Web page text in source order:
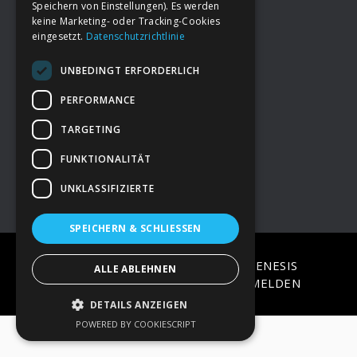
FooterDeine Spende
→ Impressum
→Kontakt zum PAO Team
COPYRIGHT © 2026 · ON
GENESIS
FRAMEWORK·WORDPRESS·ANMELDEN
Speichern von Einstellungen). Es werden
keine Marketing- oder Tracking-Cookies
eingesetzt. Datenschutzrichtlinie
UNBEDINGT ERFORDERLICH
PERFORMANCE
TARGETING
FUNKTIONALITÄT
UNKLASSIFIZIERTE
SPEICHERN & SCHLIESSEN
ALLE ABLEHNEN
DETAILS ANZEIGEN
POWERED BY COOKIESCRIPT